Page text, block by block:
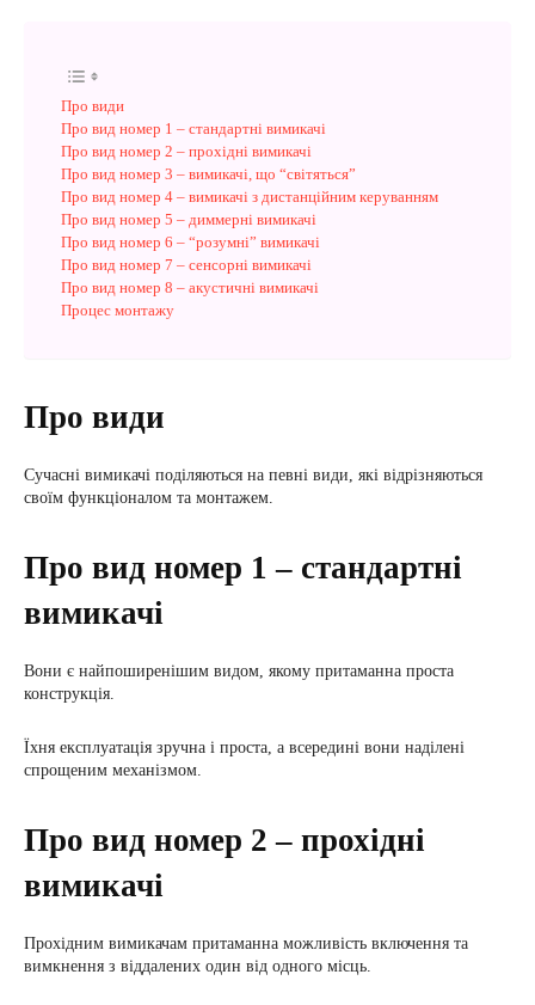
Про види
Про вид номер 1 – стандартні вимикачі
Про вид номер 2 – прохідні вимикачі
Про вид номер 3 – вимикачі, що “світяться”
Про вид номер 4 – вимикачі з дистанційним керуванням
Про вид номер 5 – диммерні вимикачі
Про вид номер 6 – “розумні” вимикачі
Про вид номер 7 – сенсорні вимикачі
Про вид номер 8 – акустичні вимикачі
Процес монтажу
Про види
Сучасні вимикачі поділяються на певні види, які відрізняються
своїм функціоналом та монтажем.
Про вид номер 1 – стандартні
вимикачі
Вони є найпоширенішим видом, якому притаманна проста
конструкція.
Їхня експлуатація зручна і проста, а всередині вони наділені
спрощеним механізмом.
Про вид номер 2 – прохідні
вимикачі
Прохідним вимикачам притаманна можливість включення та
вимкнення з віддалених один від одного місць.